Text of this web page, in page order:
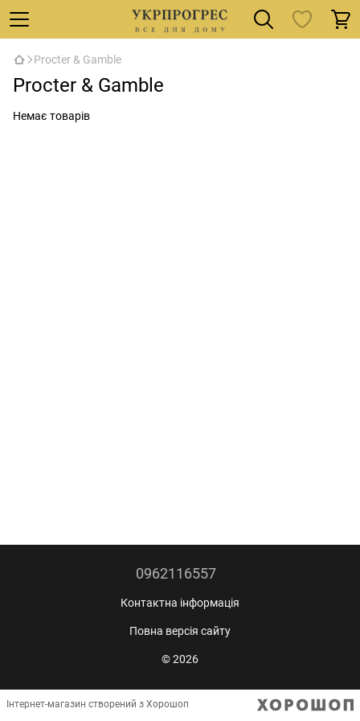
Procter & Gamble
Procter & Gamble
Немає товарів
0962116557
Контактна інформація
Повна версія сайту
© 2026
Інтернет-магазин створений з Хорошоп